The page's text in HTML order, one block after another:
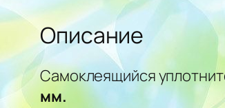
Описание
Самоклеящийся
мм.